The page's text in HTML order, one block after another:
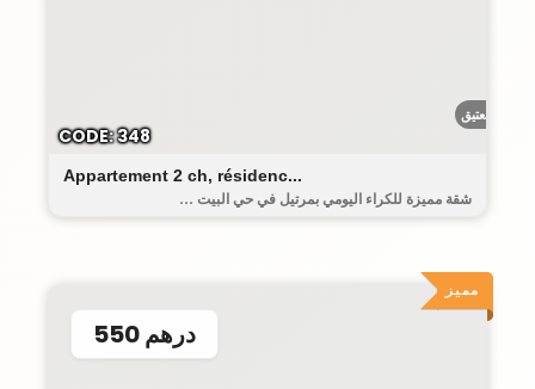
البيت العتيق
Appartement 2 ch, résidenc...
شقة مميزة للكراء اليومي بمرتيل في حي البيت ...
CODE: 348
مميز
550 درهم